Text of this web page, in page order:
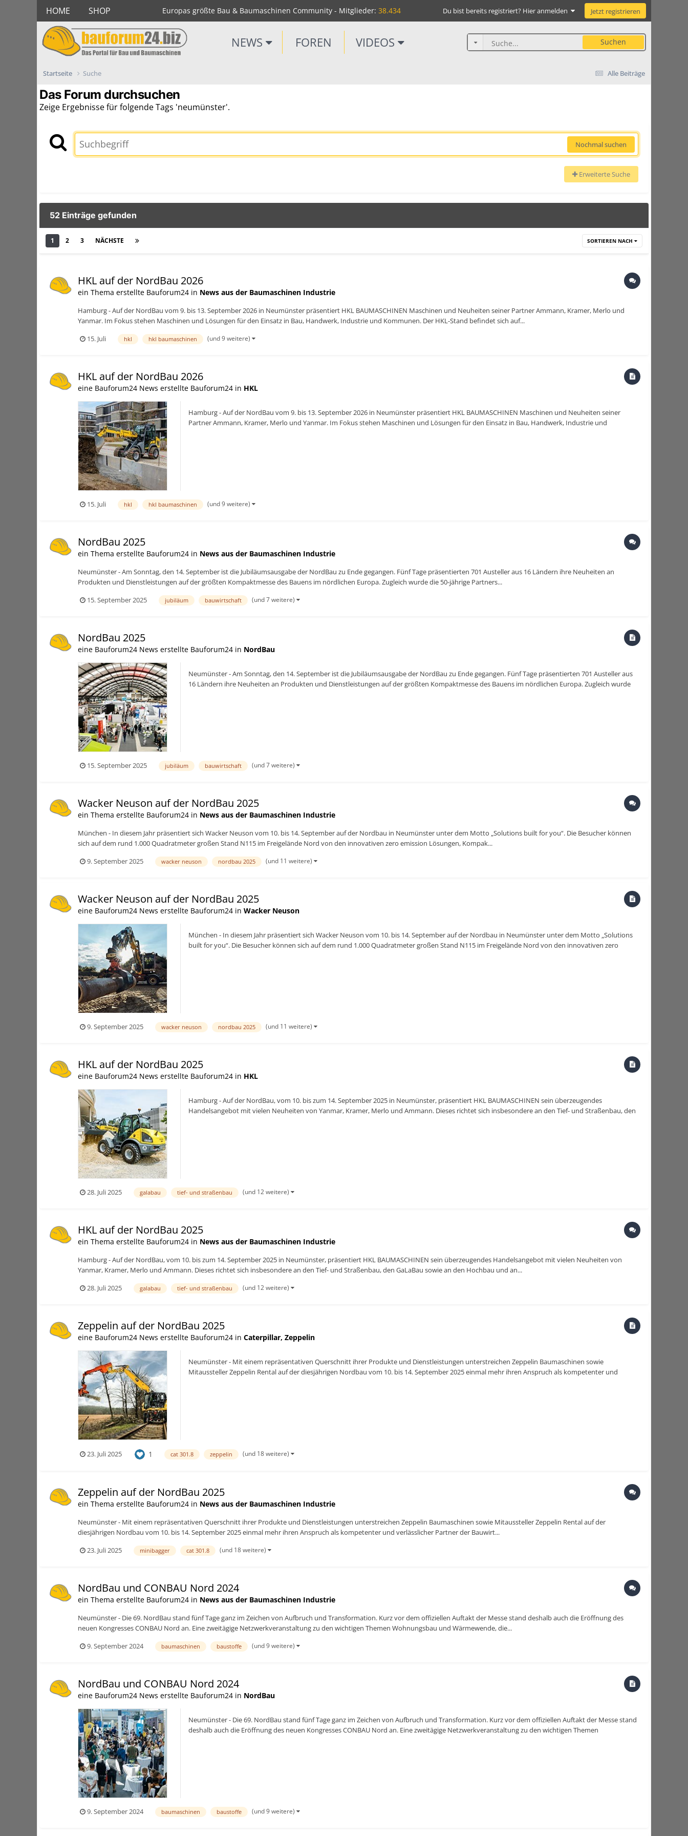
HOME SHOP Europas größte Bau & Baumaschinen Community - Mitglieder: 38.434 Du bist bereits registriert? Hier anmelden Jetzt registrieren
NEWS FOREN VIDEOS Suchen
Alle Beiträge
Startseite Suche
Das Forum durchsuchen
Zeige Ergebnisse für folgende Tags 'neumünster'.
Nochmal suchen
Erweiterte Suche
52 Einträge gefunden
1 2 3 NÄCHSTE SORTIEREN NACH
HKL auf der NordBau 2026
ein Thema erstellte Bauforum24 in News aus der Baumaschinen Industrie
Hamburg - Auf der NordBau vom 9. bis 13. September 2026 in Neumünster präsentiert HKL BAUMASCHINEN Maschinen und Neuheiten seiner Partner Ammann, Kramer, Merlo und
Yanmar. Im Fokus stehen Maschinen und Lösungen für den Einsatz in Bau, Handwerk, Industrie und Kommunen. Der HKL-Stand befindet sich auf...
15. Juli
hkl hkl baumaschinen (und 9 weitere)
HKL auf der NordBau 2026
eine Bauforum24 News erstellte Bauforum24 in HKL
Hamburg - Auf der NordBau vom 9. bis 13. September 2026 in Neumünster präsentiert HKL BAUMASCHINEN Maschinen und Neuheiten seiner
Partner Ammann, Kramer, Merlo und Yanmar. Im Fokus stehen Maschinen und Lösungen für den Einsatz in Bau, Handwerk, Industrie und
15. Juli hkl hkl baumaschinen (und 9 weitere)
NordBau 2025
ein Thema erstellte Bauforum24 in News aus der Baumaschinen Industrie
Neumünster - Am Sonntag, den 14. September ist die Jubiläumsausgabe der NordBau zu Ende gegangen. Fünf Tage präsentierten 701 Austeller aus 16 Ländern ihre Neuheiten an
Produkten und Dienstleistungen auf der größten Kompaktmesse des Bauens im nördlichen Europa. Zugleich wurde die 50-jährige Partners...
15. September 2025
jubiläum bauwirtschaft (und 7 weitere)
NordBau 2025
eine Bauforum24 News erstellte Bauforum24 in NordBau
Neumünster - Am Sonntag, den 14. September ist die Jubiläumsausgabe der NordBau zu Ende gegangen. Fünf Tage präsentierten 701 Austeller aus
16 Ländern ihre Neuheiten an Produkten und Dienstleistungen auf der größten Kompaktmesse des Bauens im nördlichen Europa. Zugleich wurde
15. September 2025 jubiläum bauwirtschaft (und 7 weitere)
Wacker Neuson auf der NordBau 2025
ein Thema erstellte Bauforum24 in News aus der Baumaschinen Industrie
München - In diesem Jahr präsentiert sich Wacker Neuson vom 10. bis 14. September auf der Nordbau in Neumünster unter dem Motto „Solutions built for you“. Die Besucher können
sich auf dem rund 1.000 Quadratmeter großen Stand N115 im Freigelände Nord von den innovativen zero emission Lösungen, Kompak...
9. September 2025
wacker neuson nordbau 2025 (und 11 weitere)
Wacker Neuson auf der NordBau 2025
eine Bauforum24 News erstellte Bauforum24 in Wacker Neuson
München - In diesem Jahr präsentiert sich Wacker Neuson vom 10. bis 14. September auf der Nordbau in Neumünster unter dem Motto „Solutions
built for you“. Die Besucher können sich auf dem rund 1.000 Quadratmeter großen Stand N115 im Freigelände Nord von den innovativen zero
9. September 2025 wacker neuson nordbau 2025 (und 11 weitere)
HKL auf der NordBau 2025
eine Bauforum24 News erstellte Bauforum24 in HKL
Hamburg - Auf der NordBau, vom 10. bis zum 14. September 2025 in Neumünster, präsentiert HKL BAUMASCHINEN sein überzeugendes
Handelsangebot mit vielen Neuheiten von Yanmar, Kramer, Merlo und Ammann. Dieses richtet sich insbesondere an den Tief- und Straßenbau, den
28. Juli 2025 galabau tief- und straßenbau (und 12 weitere)
HKL auf der NordBau 2025
ein Thema erstellte Bauforum24 in News aus der Baumaschinen Industrie
Hamburg - Auf der NordBau, vom 10. bis zum 14. September 2025 in Neumünster, präsentiert HKL BAUMASCHINEN sein überzeugendes Handelsangebot mit vielen Neuheiten von
Yanmar, Kramer, Merlo und Ammann. Dieses richtet sich insbesondere an den Tief- und Straßenbau, den GaLaBau sowie an den Hochbau und an...
28. Juli 2025
galabau tief- und straßenbau (und 12 weitere)
Zeppelin auf der NordBau 2025
eine Bauforum24 News erstellte Bauforum24 in Caterpillar, Zeppelin
Neumünster - Mit einem repräsentativen Querschnitt ihrer Produkte und Dienstleistungen unterstreichen Zeppelin Baumaschinen sowie
Mitaussteller Zeppelin Rental auf der diesjährigen Nordbau vom 10. bis 14. September 2025 einmal mehr ihren Anspruch als kompetenter und
23. Juli 2025 1 cat 301.8 zeppelin (und 18 weitere)
Zeppelin auf der NordBau 2025
ein Thema erstellte Bauforum24 in News aus der Baumaschinen Industrie
Neumünster - Mit einem repräsentativen Querschnitt ihrer Produkte und Dienstleistungen unterstreichen Zeppelin Baumaschinen sowie Mitaussteller Zeppelin Rental auf der
diesjährigen Nordbau vom 10. bis 14. September 2025 einmal mehr ihren Anspruch als kompetenter und verlässlicher Partner der Bauwirt...
23. Juli 2025
minibagger cat 301.8 (und 18 weitere)
NordBau und CONBAU Nord 2024
ein Thema erstellte Bauforum24 in News aus der Baumaschinen Industrie
Neumünster - Die 69. NordBau stand fünf Tage ganz im Zeichen von Aufbruch und Transformation. Kurz vor dem offiziellen Auftakt der Messe stand deshalb auch die Eröffnung des
neuen Kongresses CONBAU Nord an. Eine zweitägige Netzwerkveranstaltung zu den wichtigen Themen Wohnungsbau und Wärmewende, die...
9. September 2024
baumaschinen baustoffe (und 9 weitere)
NordBau und CONBAU Nord 2024
eine Bauforum24 News erstellte Bauforum24 in NordBau
Neumünster - Die 69. NordBau stand fünf Tage ganz im Zeichen von Aufbruch und Transformation. Kurz vor dem offiziellen Auftakt der Messe stand
deshalb auch die Eröffnung des neuen Kongresses CONBAU Nord an. Eine zweitägige Netzwerkveranstaltung zu den wichtigen Themen
9. September 2024 baumaschinen baustoffe (und 9 weitere)